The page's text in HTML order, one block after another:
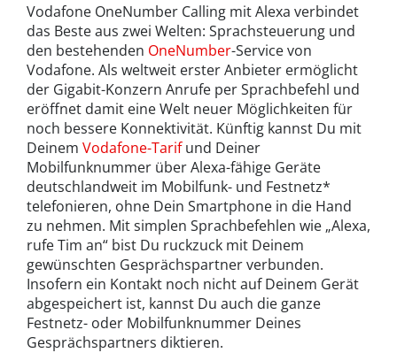
Vodafone OneNumber Calling mit Alexa verbindet
das Beste aus zwei Welten: Sprachsteuerung und
den bestehenden OneNumber-Service von
Vodafone. Als weltweit erster Anbieter ermöglicht
der Gigabit-Konzern Anrufe per Sprachbefehl und
eröffnet damit eine Welt neuer Möglichkeiten für
noch bessere Konnektivität. Künftig kannst Du mit
Deinem Vodafone-Tarifund Deiner
Mobilfunknummer über Alexa-fähige Geräte
deutschlandweit im Mobilfunk- und Festnetz*
telefonieren, ohne Dein Smartphone in die Hand
zu nehmen. Mit simplen Sprachbefehlen wie „Alexa,
rufe Tim an“ bist Du ruckzuck mit Deinem
gewünschten Gesprächspartner verbunden.
Insofern ein Kontakt noch nicht auf Deinem Gerät
abgespeichert ist, kannst Du auch die ganze
Festnetz- oder Mobilfunknummer Deines
Gesprächspartners diktieren.